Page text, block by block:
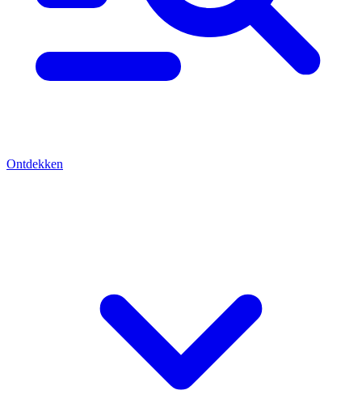
Ontdekken